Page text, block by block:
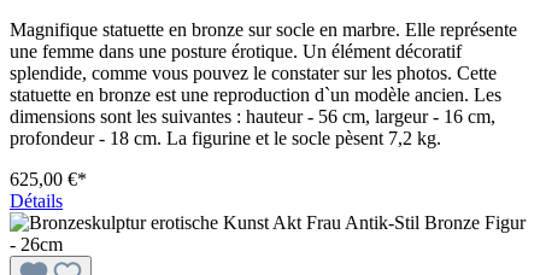
Magnifique statuette en bronze sur socle en marbre. Elle représente
une femme dans une posture érotique. Un élément décoratif
splendide, comme vous pouvez le constater sur les photos. Cette
statuette en bronze est une reproduction d`un modèle ancien. Les
dimensions sont les suivantes : hauteur - 56 cm, largeur - 16 cm,
profondeur - 18 cm. La figurine et le socle pèsent 7,2 kg.
625,00 €*
Détails